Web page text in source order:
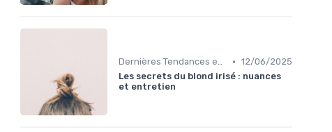
Dernières Tendances en Coloration • 12/06/2025
Les secrets du blond irisé : nuances
et entretien